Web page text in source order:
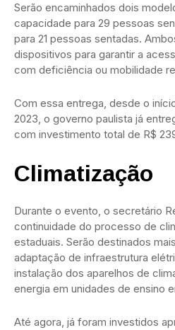
Serão encaminhados dois
capacidade para 29 pessoas
para 21 pessoas sentadas.
dispositivos para garantir a
com deficiência ou mobilidade
Com essa entrega, desde o
2023, o governo paulista já
com investimento total de R$
Climatização
Durante o evento, o secretário
continuidade do processo de
estaduais. Serão destinados
adaptação de infraestrutura
instalação dos aparelhos de
energia em unidades de ensino
Até agora, já foram investidos